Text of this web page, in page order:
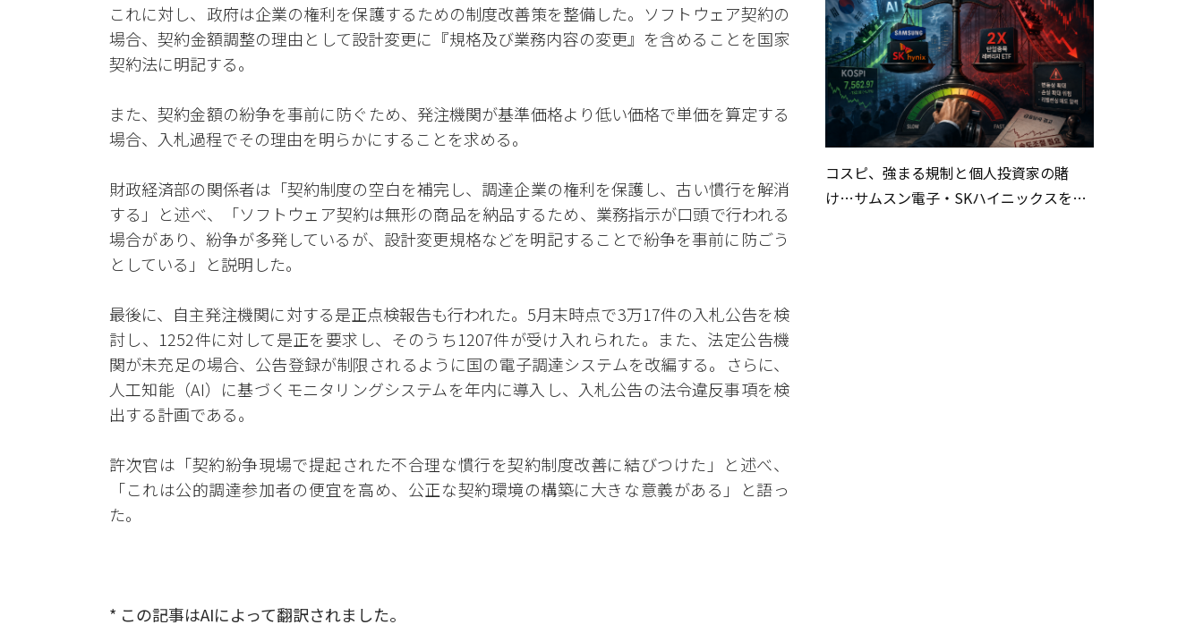
これに対し、政府は企業の権利を保護するための制度改善策を整備した。ソフトウェア契約の
場合、契約金額調整の理由として設計変更に『規格及び業務内容の変更』を含めることを国家
契約法に明記する。
また、契約金額の紛争を事前に防ぐため、発注機関が基準価格より低い価格で単価を算定する
場合、入札過程でその理由を明らかにすることを求める。
財政経済部の関係者は「契約制度の空白を補完し、調達企業の権利を保護し、古い慣行を解消
する」と述べ、「ソフトウェア契約は無形の商品を納品するため、業務指示が口頭で行われる
場合があり、紛争が多発しているが、設計変更規格などを明記することで紛争を事前に防ごう
としている」と説明した。
最後に、自主発注機関に対する是正点検報告も行われた。5月末時点で3万17件の入札公告を検
討し、1252件に対して是正を要求し、そのうち1207件が受け入れられた。また、法定公告機
関が未充足の場合、公告登録が制限されるように国の電子調達システムを改編する。さらに、
人工知能（AI）に基づくモニタリングシステムを年内に導入し、入札公告の法令違反事項を検
出する計画である。
許次官は「契約紛争現場で提起された不合理な慣行を契約制度改善に結びつけた」と述べ、
「これは公的調達参加者の便宜を高め、公正な契約環境の構築に大きな意義がある」と語っ
た。
* この記事はAIによって翻訳されました。
コスピ、強まる規制と個人投資家の賭
け…サムスン電子・SKハイニックスを巡